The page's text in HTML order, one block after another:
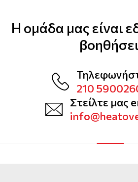
Η ομάδα μας είναι
210
Στείλτε μας